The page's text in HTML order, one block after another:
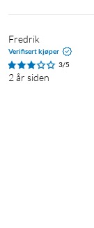
Fredrik
Verifisert kjøper
3/5
2 år siden